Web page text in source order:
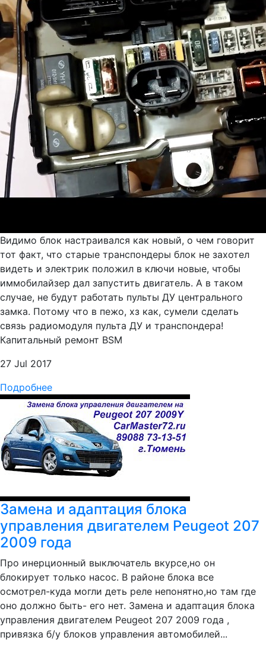
Видимо блок настраивался как новый, о чем говорит
тот факт, что старые транспондеры блок не захотел
видеть и электрик положил в ключи новые, чтобы
иммобилайзер дал запустить двигатель. А в таком
случае, не будут работать пульты ДУ центрального
замка. Потому что в пежо, хз как, сумели сделать
связь радиомодуля пульта ДУ и транспондера!
Капитальный ремонт BSM
27 Jul 2017
Подробнее
Замена и адаптация блока
управления двигателем Peugeot 207
2009 года
Про инерционный выключатель вкурсе,но он
блокирует только насос. В районе блока все
осмотрел-куда могли деть реле непонятно,но там где
оно должно быть- его нет. Замена и адаптация блока
управления двигателем Peugeot 207 2009 года ,
привязка б/у блоков управления автомобилей...